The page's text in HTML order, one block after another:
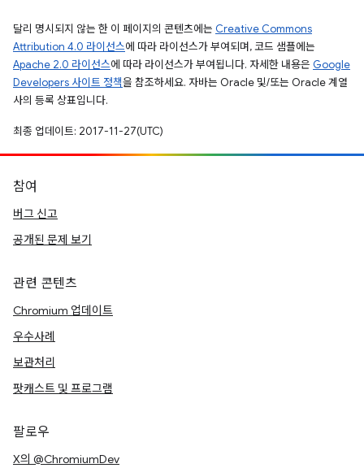
달리 명시되지 않는 한 이 페이지의 콘텐츠에는 Creative Commons
Attribution 4.0 라이선스에 따라 라이선스가 부여되며, 코드 샘플에는
Apache 2.0 라이선스에 따라 라이선스가 부여됩니다. 자세한 내용은 Google
Developers 사이트 정책을 참조하세요. 자바는 Oracle 및/또는 Oracle 계열
사의 등록 상표입니다.
최종 업데이트: 2017-11-27(UTC)
참여
버그 신고
공개된 문제 보기
관련 콘텐츠
Chromium 업데이트
우수사례
보관처리
팟캐스트 및 프로그램
팔로우
X의 @ChromiumDev